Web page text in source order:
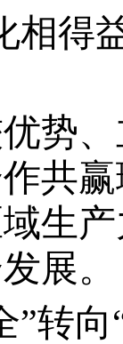
相得
势
共
生
展。
”转